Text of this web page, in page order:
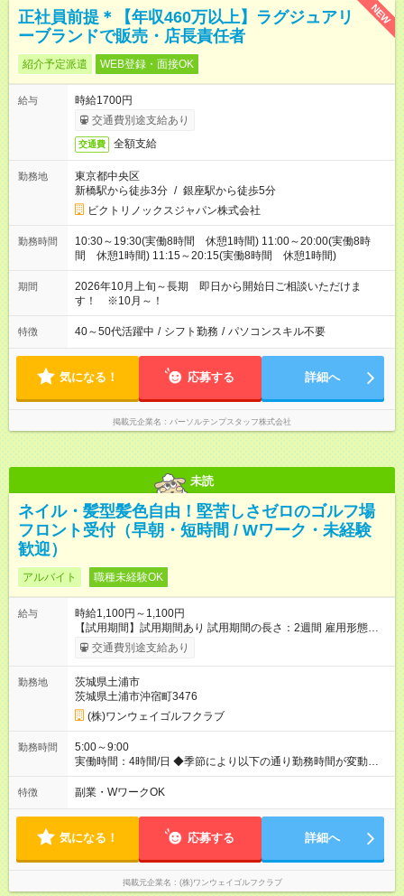
NEW
正社員前提＊【年収460万以上】ラグジュアリ
ーブランドで販売・店長責任者
紹介予定派遣 WEB登録・面接OK
給与
時給1700円
交通費別途支給あり
交通費 全額支給
勤務地
東京都中央区
新橋駅から徒歩3分 / 銀座駅から徒歩5分
ビクトリノックスジャパン株式会社
勤務時間
10:30～19:30(実働8時間 休憩1時間) 11:00～20:00(実働8時
間 休憩1時間) 11:15～20:15(実働8時間 休憩1時間)
期間
2026年10月上旬～長期 即日から開始日ご相談いただけま
す！ ※10月～！
特徴 40～50代活躍中 / シフト勤務 / パソコンスキル不要
気になる！ 応募する 詳細へ
掲載元企業名 パーソルテンプスタッフ株式会社
未読
ネイル・髪型髪色自由！堅苦しさゼロのゴルフ場
フロント受付（早朝・短時間 / Wワーク・未経験
歓迎）
アルバイト 職種未経験OK
給与
時給1,100円～1,100円
【試用期間】試用期間あり 試用期間の長さ：2週間 雇用形態、
給与は本採用時と同じです。
交通費別途支給あり
勤務地
茨城県土浦市
茨城県土浦市沖宿町3476
(株)ワンウェイゴルフクラブ
勤務時間
5:00～9:00
実働時間：4時間/日 ◆季節により以下の通り勤務時間が変動しま
す。 ・11月～2月：6時～9時 ・3月、4月、9月、10月：5時～9
時 ・5月～8月：4時～9時
特徴 副業・WワークOK
気になる！ 応募する 詳細へ
掲載元企業名 (株)ワンウェイゴルフクラブ